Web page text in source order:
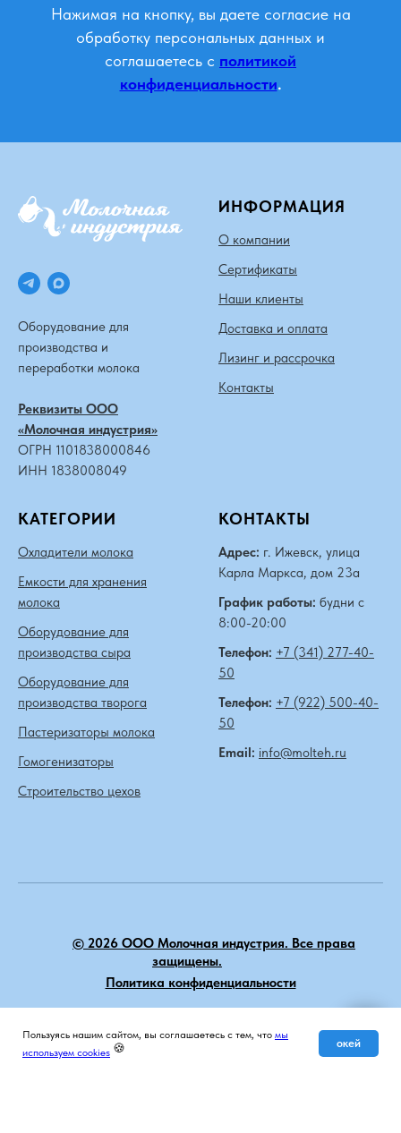
Нажимая на кнопку, вы даете согласие на
обработку персональных данных и
соглашаетесь c политикой
конфиденциальности.
Оборудование для
производства и
переработки молока
Реквизиты ООО
«Молочная индустрия»
ОГРН 1101838000846
ИНН 1838008049
ИНФОРМАЦИЯ
О компании
Сертификаты
Наши клиенты
Доставка и оплата
Лизинг и рассрочка
Контакты
КАТЕГОРИИ
Охладители молока
Емкости для хранения
молока
Оборудование для
производства сыра
Оборудование для
производства творога
Пастеризаторы молока
Гомогенизаторы
Строительство цехов
КОНТАКТЫ
Адрес: г. Ижевск, улица
Карла Маркса, дом 23а
График работы: будни с
8:00-20:00
Телефон: +7 (341) 277-40-
50
Телефон: +7 (922) 500-40-
50
Email: info@molteh.ru
© 2026 ООО Молочная индустрия. Все права
защищены.
Политика конфиденциальности
Пользуясь нашим сайтом, вы соглашаетесь с тем, что мы
используем cookies 🍪 окей
Мы на связи